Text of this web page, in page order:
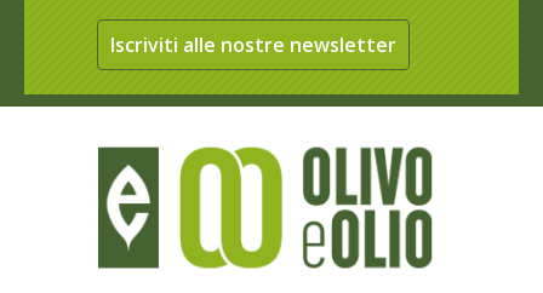
Iscriviti alle nostre newsletter